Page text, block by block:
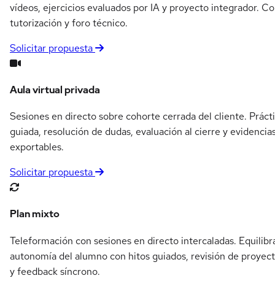
vídeos, ejercicios evaluados por IA y proyecto integrador.
tutorización y foro técnico.
Solicitar propuesta
Aula virtual privada
Sesiones en directo sobre cohorte cerrada del cliente.
guiada, resolución de dudas, evaluación al cierre y
exportables.
Solicitar propuesta
Plan mixto
Teleformación con sesiones en directo intercaladas.
autonomía del alumno con hitos guiados, revisión de
y feedback síncrono.